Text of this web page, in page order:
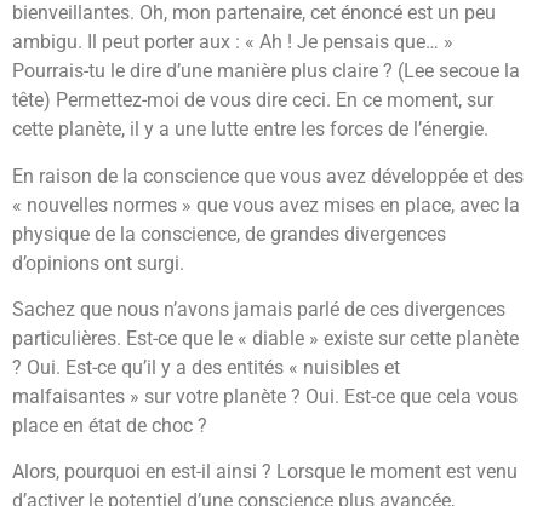
bienveillantes. Oh, mon partenaire, cet énoncé est un peu
ambigu. Il peut porter aux : « Ah ! Je pensais que… »
Pourrais-tu le dire d’une manière plus claire ? (Lee secoue la
tête) Permettez-moi de vous dire ceci. En ce moment, sur
cette planète, il y a une lutte entre les forces de l’énergie.
En raison de la conscience que vous avez développée et des
« nouvelles normes » que vous avez mises en place, avec la
physique de la conscience, de grandes divergences
d’opinions ont surgi.
Sachez que nous n’avons jamais parlé de ces divergences
particulières. Est-ce que le « diable » existe sur cette planète
? Oui. Est-ce qu’il y a des entités « nuisibles et
malfaisantes » sur votre planète ? Oui. Est-ce que cela vous
place en état de choc ?
Alors, pourquoi en est-il ainsi ? Lorsque le moment est venu
d’activer le potentiel d’une conscience plus avancée,